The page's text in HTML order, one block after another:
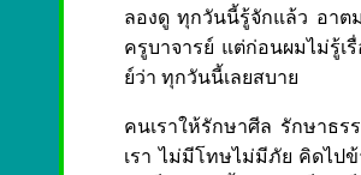
ลองดู ทุกวันนี้รู้จักแล้ว อาต
ครูบาจารย์ แต่ก่อนผมไม่รู้เ
ย์ว่า ทุกวันนี้เลยสบาย
คนเราให้รักษาศีล รักษาธ
เรา ไม่มีโทษไม่มีภัย คิดไป